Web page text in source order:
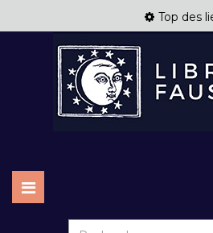
Top des
Basculer
la
navigation